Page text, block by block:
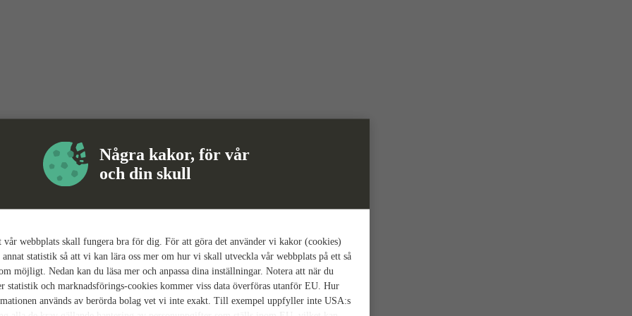
Några kakor, för vår
och din skull
webbplats skall fungera bra för dig. För att göra det använder vi kakor (cookies)
statistik så att vi kan lära oss mer om hur vi skall utveckla vår webbplats på ett så
möjligt. Nedan kan du läsa mer och anpassa dina inställningar. Notera att när du
statistik och marknadsförings-cookies kommer viss data överföras utanför EU. Hur
används av berörda bolag vet vi inte exakt. Till exempel uppfyller inte USA:s